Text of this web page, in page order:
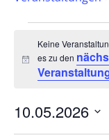
Hinweis
Keine
es zu den
10.05.2026